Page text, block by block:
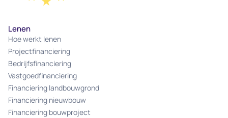
Lenen
Hoe werkt lenen
Projectfinanciering
Bedrijfsfinanciering
Vastgoedfinanciering
Financiering landbouwgrond
Financiering nieuwbouw
Financiering bouwproject